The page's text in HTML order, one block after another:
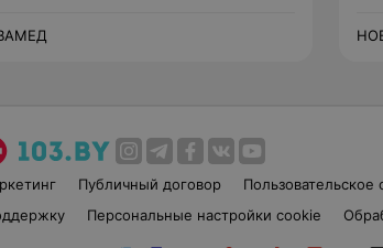
Публичный договор Пользовательское
Персональные настройки cookie